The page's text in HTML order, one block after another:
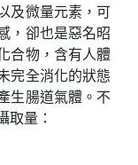
及微量元素，可
，卻也是惡名昭
合物，含有人體
完全消化的狀態
生腸道氣體。不
取量：